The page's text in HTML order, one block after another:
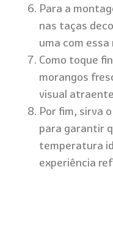
Para a
nas taças
uma com
Como toque
morangos
visual
Por fim, sirva o
para garantir
temperatura
experiência